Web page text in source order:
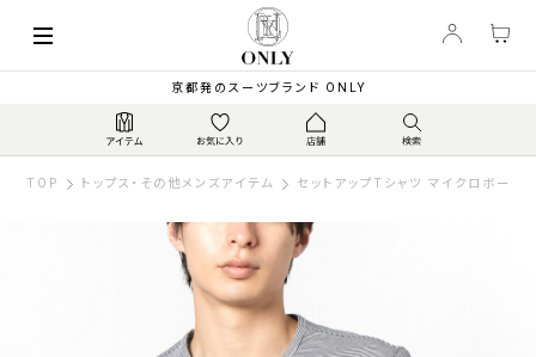
京都発のスーツブランド ONLY
TOP トップス・その他メンズアイテム セットアップTシャツ マイクロボーダ